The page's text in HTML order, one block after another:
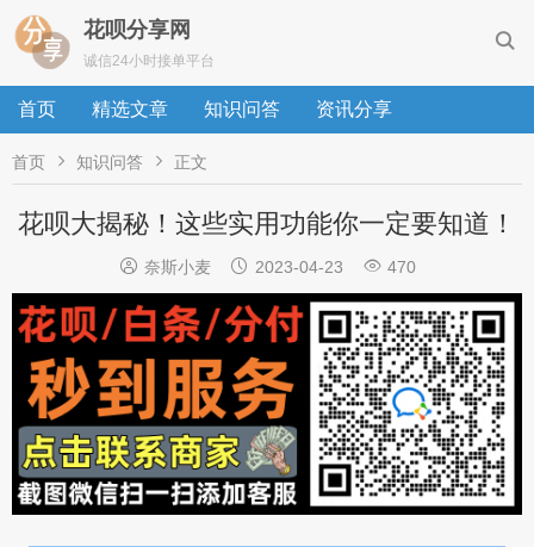

花呗分享网
诚信24小时接单平台
首页 精选文章 知识问答 资讯分享
首页  知识问答  正文
花呗大揭秘！这些实用功能你一定要知道！
 奈斯小麦  2023-04-23  470